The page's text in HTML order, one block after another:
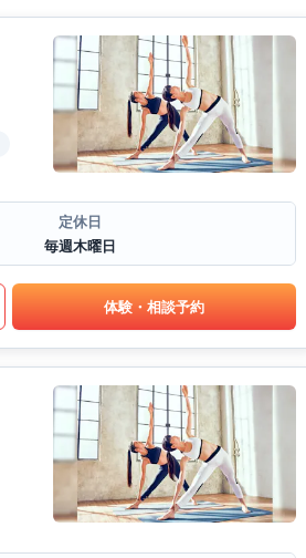
定休日
毎週木曜日
体験・相談予約